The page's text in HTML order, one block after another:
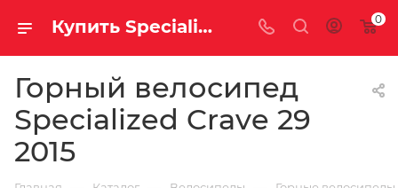
Купить Specialized Crave 29 2015 за рублей, а со скидкой 0
Горный велосипед
Specialized Crave 29
2015